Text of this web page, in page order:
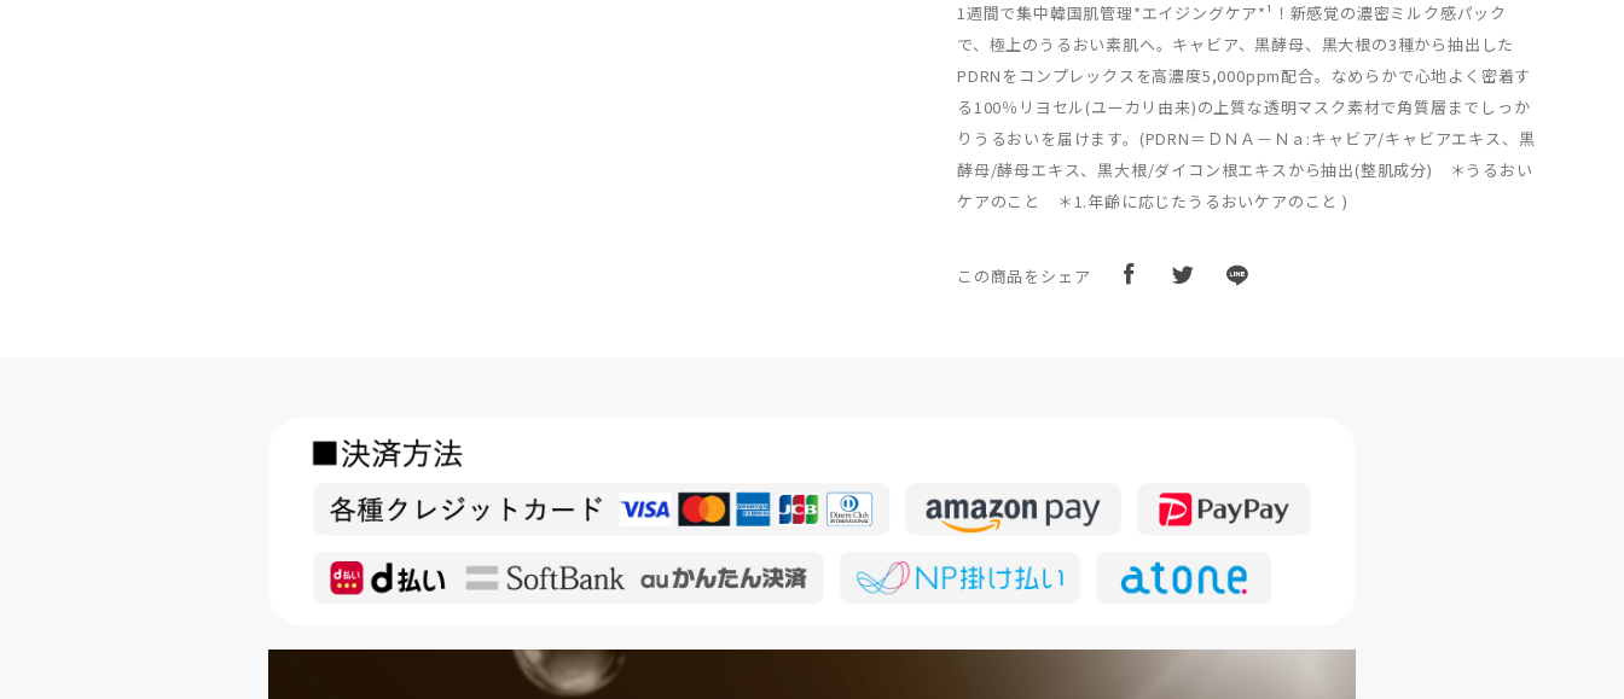
1週間で集中韓国肌管理*エイジングケア*¹！新感覚の濃密ミルク感パック
で、極上のうるおい素肌へ。キャビア、黒酵母、黒大根の3種から抽出した
PDRNをコンプレックスを高濃度5,000ppm配合。なめらかで心地よく密着す
る100％リヨセル(ユーカリ由来)の上質な透明マスク素材で角質層までしっか
りうるおいを届けます。(PDRN＝ＤＮＡ－Ｎａ:キャビア/キャビアエキス、黒
酵母/酵母エキス、黒大根/ダイコン根エキスから抽出(整肌成分) ＊うるおい
ケアのこと ＊1.年齢に応じたうるおいケアのこと )
この商品をシェア